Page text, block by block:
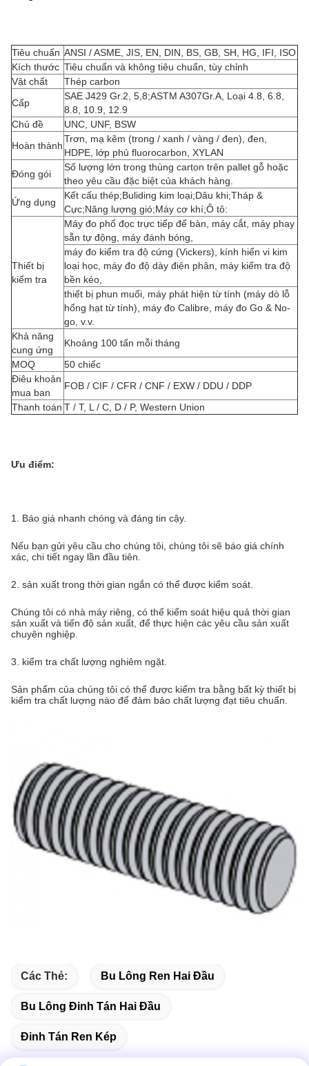
Tiêu chuẩn ANSI / ASME, JIS, EN, DIN, BS, GB, SH, HG, IFI, ISO
Kích thước Tiêu chuẩn và không tiêu chuẩn, tùy chỉnh
Vật chất
Thép carbon
Cấp
SAE J429 Gr.2, 5,8;ASTM A307Gr.A, Loại 4.8, 6.8,
8.8, 10.9, 12.9
Chủ đề
UNC, UNF, BSW
Hoàn thành
Trơn, mạ kẽm (trong / xanh / vàng / đen), đen,
HDPE, lớp phủ fluorocarbon, XYLAN
Đóng gói
Số lượng lớn trong thùng carton trên pallet gỗ hoặc
theo yêu cầu đặc biệt của khách hàng.
Ứng dụng
Kết cấu thép;Buliding kim loại;Dâu khi;Tháp &
Cực;Năng lượng gió;Máy cơ khí;Ô tô:
Thiết bị
kiểm tra
Máy đo phổ đọc trực tiếp để bàn, máy cắt, máy phay
sẵn tự động, máy đánh bóng,
máy đo kiểm tra độ cứng (Vickers), kính hiển vi kim
loại học, máy đo độ dày điện phân, máy kiểm tra độ
bền kéo,
thiết bị phun muối, máy phát hiện từ tính (máy dò lỗ
hổng hạt từ tính), máy đo Calibre, máy đo Go & No-
go, v.v.
Khả năng
cung ứng
Khoảng 100 tấn mỗi tháng
MOQ
50 chiếc
Điêu khoản
mua ban
FOB / CIF / CFR / CNF / EXW / DDU / DDP
Thanh toán T / T, L / C, D / P, Western Union
Ưu điểm:
1. Báo giá nhanh chóng và đáng tin cậy.
Nếu bạn gửi yêu cầu cho chúng tôi, chúng tôi sẽ báo giá chính
xác, chi tiết ngay lần đầu tiên.
2. sản xuất trong thời gian ngắn có thể được kiểm soát.
Chúng tôi có nhà máy riêng, có thể kiểm soát hiệu quả thời gian
sản xuất và tiến độ sản xuất, để thực hiện các yêu cầu sản xuất
chuyên nghiệp.
3. kiểm tra chất lượng nghiêm ngặt.
Sản phẩm của chúng tôi có thể được kiểm tra bằng bất kỳ thiết bị
kiểm tra chất lượng nào để đảm bảo chất lượng đạt tiêu chuẩn.
Các Thẻ: Bu Lông Ren Hai Đầu
Bu Lông Đinh Tán Hai Đầu
Đinh Tán Ren Kép